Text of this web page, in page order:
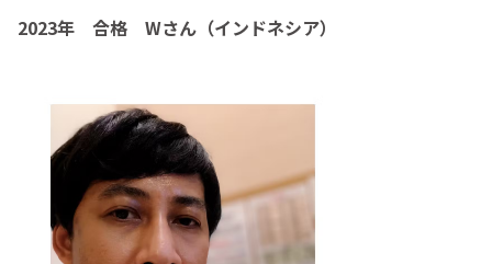
2023年 合格 Wさん（インドネシア）